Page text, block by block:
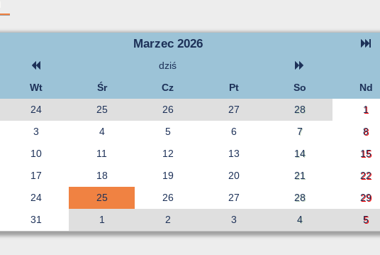
Marzec 2026
dziś
Wt Śr Cz Pt So
Nd
24 25 26 27 28
1
3 4 5 6 7
8
10 11 12 13 14
15
17 18 19 20 21
22
24 25 26 27 28
29
31 1 2 3 4 5